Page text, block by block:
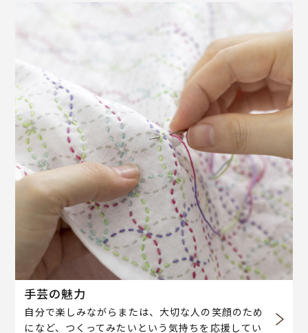
手芸の魅力
自分で楽しみながらまたは、大切な人の笑顔のため
になど、つくってみたいという気持ちを応援してい